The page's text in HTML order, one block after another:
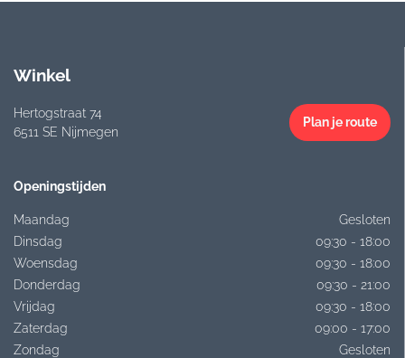
Winkel
Hertogstraat 74
6511 SE Nijmegen
Plan je route
Openingstijden
Maandag
Gesloten
Dinsdag
09:30 - 18:00
Woensdag
09:30 - 18:00
Donderdag
09:30 - 21:00
Vrijdag
09:30 - 18:00
Zaterdag
09:00 - 17:00
Zondag
Gesloten